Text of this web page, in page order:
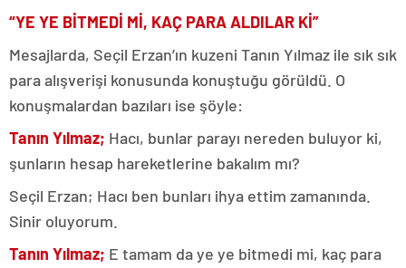
“YE YE BİTMEDİ Mİ, KAÇ PARA ALDILAR Kİ”
Mesajlarda, Seçil Erzan’ın kuzeni Tanın Yılmaz ile sık sık
para alışverişi konusunda konuştuğu görüldü. O
konuşmalardan bazıları ise şöyle:
Tanın Yılmaz; Hacı, bunlar parayı nereden buluyor ki,
şunların hesap hareketlerine bakalım mı?
Seçil Erzan; Hacı ben bunları ihya ettim zamanında.
Sinir oluyorum.
Tanın Yılmaz; E tamam da ye ye bitmedi mi, kaç para